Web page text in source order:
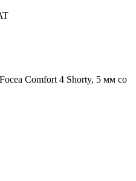
Comfort 4 Shorty, 5 мм со